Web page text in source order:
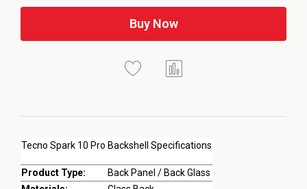
Tecno Spark 10 Pro Backshell Specifications
Product Type:
Back Panel / Back Glass
Buy Now